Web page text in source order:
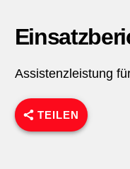
Assistenzleistung
TEILEN